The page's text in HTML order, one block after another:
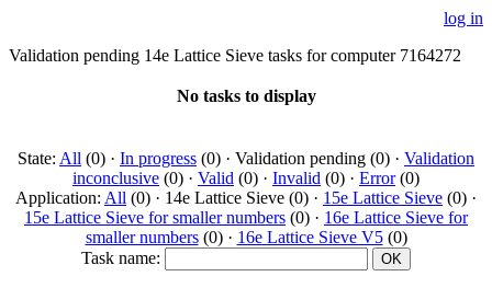
log in
Validation pending 14e Lattice Sieve tasks for computer 7164272
No tasks to display
State: All (0) · In progress (0) · Validation pending (0) · Validation
inconclusive (0) · Valid (0) · Invalid (0) · Error(0)
Application: All (0) · 14e Lattice Sieve (0) · 15e Lattice Sieve (0) ·
15e Lattice Sieve for smaller numbers (0) · 16e Lattice Sieve for
smaller numbers(0) · 16e Lattice Sieve V5(0)
Task name: